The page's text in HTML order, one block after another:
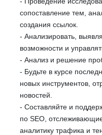
сопоставление тем,
создания ссылок.
- Анализировать,
возможности и
- Анализ и решение
- Будьте в курсе
новых инструментов,
новостей.
- Составляйте и
по SEO,
аналитику трафика и